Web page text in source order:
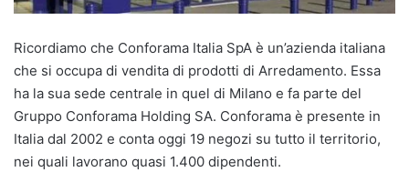
Ricordiamo che Conforama Italia SpA è un’azienda italiana
che si occupa di vendita di prodotti di Arredamento. Essa
ha la sua sede centrale in quel di Milano e fa parte del
Gruppo Conforama Holding SA. Conforama è presente in
Italia dal 2002 e conta oggi 19 negozi su tutto il territorio,
nei quali lavorano quasi 1.400 dipendenti.